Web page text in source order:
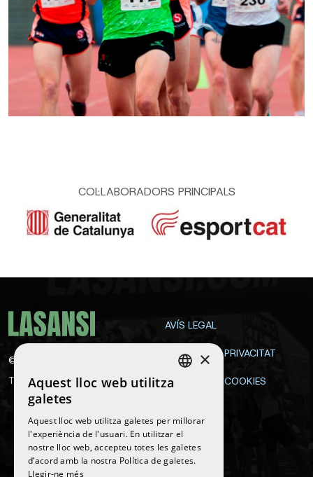
COL·LABORADORS PRINCIPALS
©
Tots els drets reservats
AVÍS LEGAL
POLÍTICA DE PRIVACITAT
POLÍTICA DE COOKIES
Segueix-nos
CATALAN
×
Aquest lloc web utilitza
galetes
Aquest lloc web utilitza galetes per millorar
l'experiència de l'usuari. En utilitzar el
nostre lloc web, accepteu totes les galetes
d’acord amb la nostra Política de galetes.
Llegir-ne més